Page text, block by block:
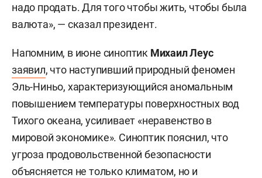
надо продать. Для того чтобы жить, чтобы была
валюта», — сказал президент.
Напомним, в июне синоптик Михаил Леус
заявил, что наступивший природный феномен
Эль-Ниньо, характеризующийся аномальным
повышением температуры поверхностных вод
Тихого океана, усиливает «неравенство в
мировой экономике». Синоптик пояснил, что
угроза продовольственной безопасности
объясняется не только климатом, но и